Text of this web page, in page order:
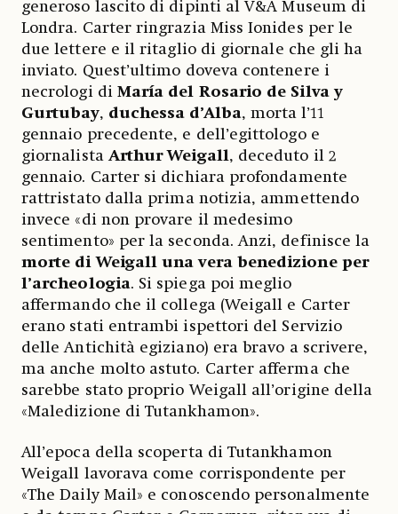
generoso lascito di dipinti al V&A Museum di
Londra. Carter ringrazia Miss Ionides per le
due lettere e il ritaglio di giornale che gli ha
inviato. Quest’ultimo doveva contenere i
necrologi di María del Rosario de Silva y
Gurtubay, duchessa d’Alba, morta l’11
gennaio precedente, e dell’egittologo e
giornalista Arthur Weigall, deceduto il 2
gennaio. Carter si dichiara profondamente
rattristato dalla prima notizia, ammettendo
invece «di non provare il medesimo
sentimento» per la seconda. Anzi, definisce la
morte di Weigall una vera benedizione per
l’archeologia. Si spiega poi meglio
affermando che il collega (Weigall e Carter
erano stati entrambi ispettori del Servizio
delle Antichità egiziano) era bravo a scrivere,
ma anche molto astuto. Carter afferma che
sarebbe stato proprio Weigall all’origine della
«Maledizione di Tutankhamon».
All’epoca della scoperta di Tutankhamon
Weigall lavorava come corrispondente per
«The Daily Mail» e conoscendo personalmente